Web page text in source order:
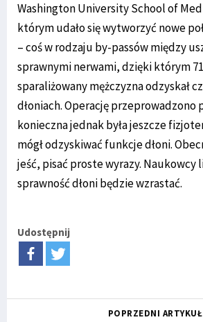
Washington University School of
którym udało się wytworzyć nowe
– coś w rodzaju by-passów między
sprawnymi nerwami, dzięki którym
sparaliżowany mężczyzna odzyskał
dłoniach. Operację przeprowadzono
konieczna jednak była jeszcze
mógł odzyskiwać funkcje dłoni.
jeść, pisać proste wyrazy. Naukowcy
sprawność dłoni będzie wzrastać.
Udostępnij
POPRZEDNI ARTYKUŁ